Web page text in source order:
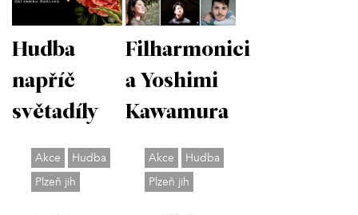
Hudba
napříč
světadíly
Akce
Hudba
Plzeň jih
Filharmonici
a Yoshimi
Kawamura
Akce
Hudba
Plzeň jih